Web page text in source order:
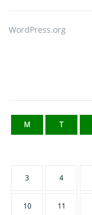
WordPress.org
M T
3 4
10 11